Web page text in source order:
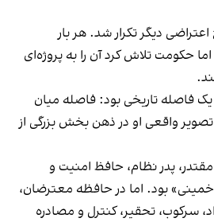
دیگر تکرار شد. هر بار
حکومت تلاش کرد آن را به پروژه‌ای
آغاز یک فاصله تاریخی بود: فاصله میان
واقعی او در ذهن بخش بزرگی از
پدر نظام، حافظ امنیت و
بود. اما در حافظه معترضان،
سرکوب، تحقیر، کنترل و مصادره